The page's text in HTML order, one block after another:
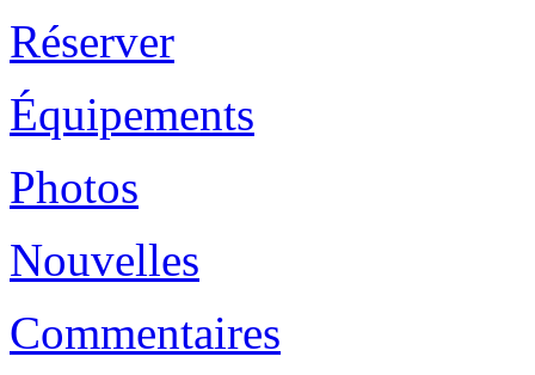
Réserver
Équipements
Photos
Nouvelles
Commentaires